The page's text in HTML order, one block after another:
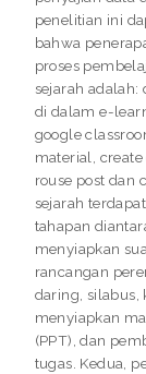
penelitian ini
bahwa
proses
sejarah
di dalam e-
google
material, create
rouse post dan
sejarah
tahapan
menyiapkan
rancangan
daring, silabus,
menyiapkan
(PPT), dan
tugas. Kedua,